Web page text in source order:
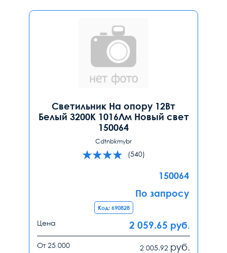
Светильник На опору 12Вт
Белый 3200К 1016Лм Новый свет
150064
Cdtnbkmybr
(540)
150064
По запросу
Код: 690828
Цена 2 059.65 руб.
От 25 000 2 005.92 руб.